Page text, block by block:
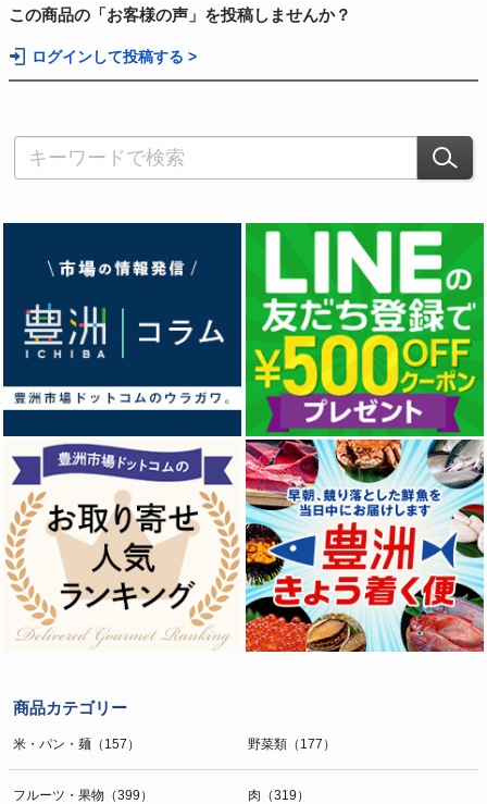
この商品の「お客様の声」を投稿しませんか？
ログインして投稿する >
商品カテゴリー
米・パン・麺（157） 野菜類（177）
フルーツ・果物（399） 肉（319）